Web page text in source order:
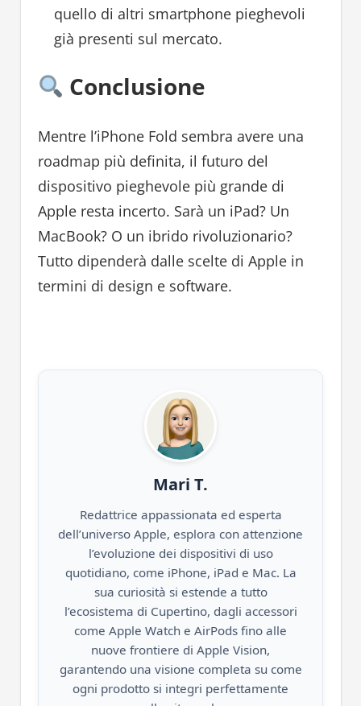
quello di altri smartphone pieghevoli
già presenti sul mercato.
Conclusione
Mentre l’iPhone Fold sembra avere una
roadmap più definita, il futuro del
dispositivo pieghevole più grande di
Apple resta incerto. Sarà un iPad? Un
MacBook? O un ibrido rivoluzionario?
Tutto dipenderà dalle scelte di Apple in
termini di design e software.
Mari T.
Redattrice appassionata ed esperta
dell’universo Apple, esplora con attenzione
l’evoluzione dei dispositivi di uso
quotidiano, come iPhone, iPad e Mac. La
sua curiosità si estende a tutto
l’ecosistema di Cupertino, dagli accessori
come Apple Watch e AirPods fino alle
nuove frontiere di Apple Vision,
garantendo una visione completa su come
ogni prodotto si integri perfettamente